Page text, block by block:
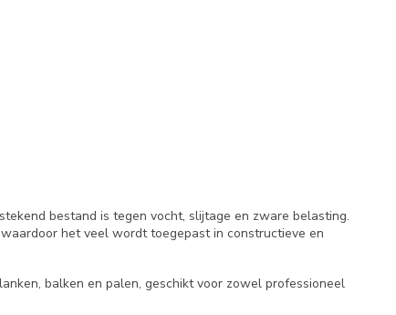
bestand is tegen vocht, slijtage en zware belasting.
het veel wordt toegepast in constructieve en
balken en palen, geschikt voor zowel professioneel